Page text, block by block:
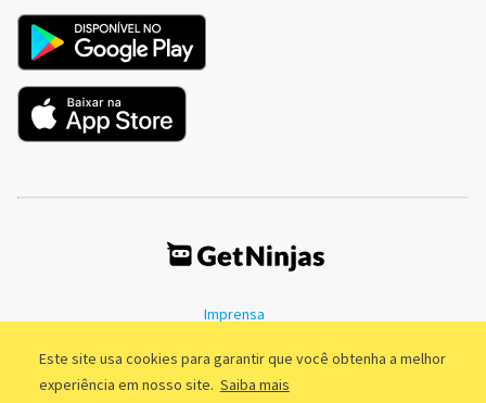
Este site usa cookies para garantir que você obtenha a melhor
experiência em nosso site. Saiba mais
Imprensa
Política de Privacidade